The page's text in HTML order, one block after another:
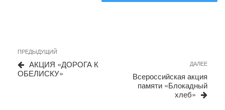
Навигация
по
записям
Предыдущая
запись
ПРЕДЫДУЩИЙ
АКЦИЯ «ДОРОГА К
ОБЕЛИСКУ»
ДАЛЕЕ
Всероссийская акция
памяти «Блокадный
хлеб»